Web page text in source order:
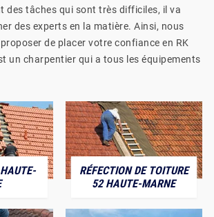
des tâches qui sont très difficiles, il va
des experts en la matière. Ainsi, nous
de placer votre confiance en RK
un charpentier qui a tous les équipements
RÉFECTION DE TOITURE
52 HAUTE-MARNE